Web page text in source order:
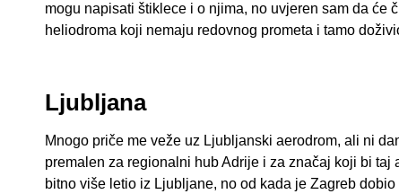
mogu napisati štiklece i o njima, no uvjeren sam da će
heliodroma koji nemaju redovnog prometa i tamo
Ljubljana
Mnogo priče me veže uz Ljubljanski aerodrom, ali ni
premalen za regionalni hub Adrije i za značaj koji bi
bitno više letio iz Ljubljane, no od kada je Zagreb